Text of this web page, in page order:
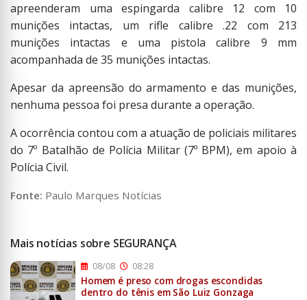
apreenderam uma espingarda calibre 12 com 10
munições intactas, um rifle calibre .22 com 213
munições intactas e uma pistola calibre 9 mm
acompanhada de 35 munições intactas.
Apesar da apreensão do armamento e das munições,
nenhuma pessoa foi presa durante a operação.
A ocorrência contou com a atuação de policiais militares
do 7º Batalhão de Polícia Militar (7º BPM), em apoio à
Polícia Civil.
Fonte: Paulo Marques Notícias
Mais notícias sobre SEGURANÇA
08/08 08:28
Homem é preso com drogas escondidas
dentro do tênis em São Luiz Gonzaga